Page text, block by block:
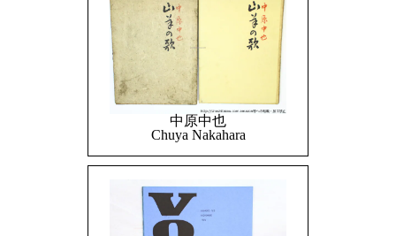
中原中也
Chuya Nakahara